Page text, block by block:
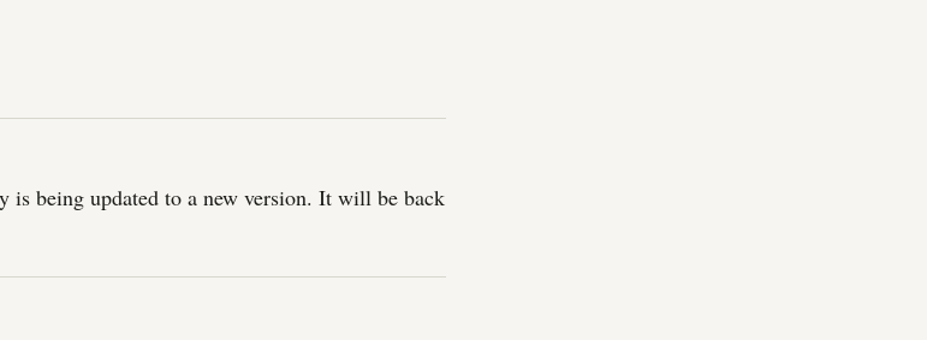
is being updated to a new version. It will be back